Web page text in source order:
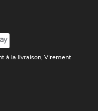
à la livraison, Virement